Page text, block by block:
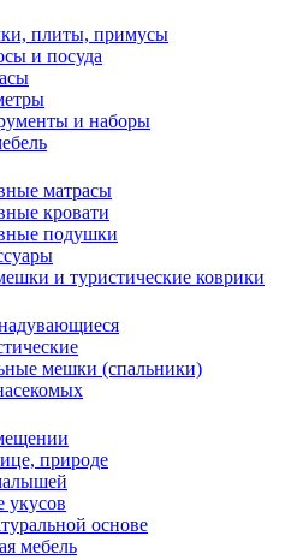
плиты, примусы
и посуда
и наборы
матрасы
кровати
подушки
и туристические коврики
мешки (спальники)
природе
укусов
основе
мебель